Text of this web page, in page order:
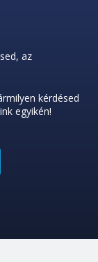
az
kérdésed
egyikén!